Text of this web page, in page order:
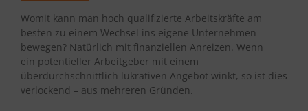
Womit kann man hoch qualifizierte Arbeitskräfte am
besten zu einem Wechsel ins eigene Unternehmen
bewegen? Natürlich mit finanziellen Anreizen. Wenn
ein potentieller Arbeitgeber mit einem
überdurchschnittlich lukrativen Angebot winkt, so ist dies
verlockend – aus mehreren Gründen.